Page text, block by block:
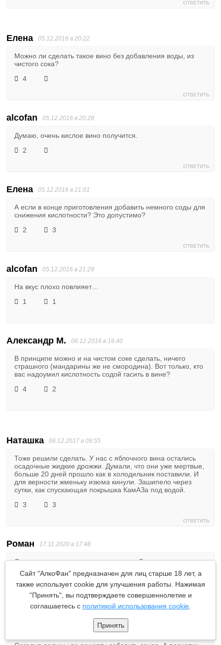
Сайт "АлкоФан" предназначен для лиц старше 18 лет, а
также использует cookie для улучшения работы. Нажимая
"Принять", вы подтверждаете совершеннолетие и
соглашаетесь с политикой использования cookie
Принять
ОТВЕТИТЬ
Елена 05.12.2016 в 20:22
Можно ли сделать такое вино без добавления воды, из
чистого сока?
4
ОТВЕТИТЬ
alcofan 05.12.2016 в 20:28
Думаю, очень кислое вино получится.
2
ОТВЕТИТЬ
Елена 05.12.2016 в 21:01
А если в конце приготовления добавить немного соды для
снижения кислотности? Это допустимо?
2
3
ОТВЕТИТЬ
alcofan 05.12.2016 в 21:29
На вкус плохо повлияет…
1
1
Александр М. 06.12.2016 в 16:40
В принципе можно и на чистом соке сделать, ничего
страшного (мандарины же не смородина). Вот только, кто
вас надоумил кислотность содой гасить в вине?
4
2
Наташка 06.12.2017 в 09:55
Тоже решили сделать. У нас с яблочного вина остались
осадочные жидкие дрожжи. Думали, что они уже мертвые,
больше 20 дней прошло как в холодильник поставили. И
для верности жменьку изюма кинули. Зашипело через
сутки, как спускающая покрышка КамАЗа под водой.
3
3
ОТВЕТИТЬ
Роман 17.11.2020 в 17:48
Сколько влили на литр сока примерно?
3
11.12.2017 в 15:07